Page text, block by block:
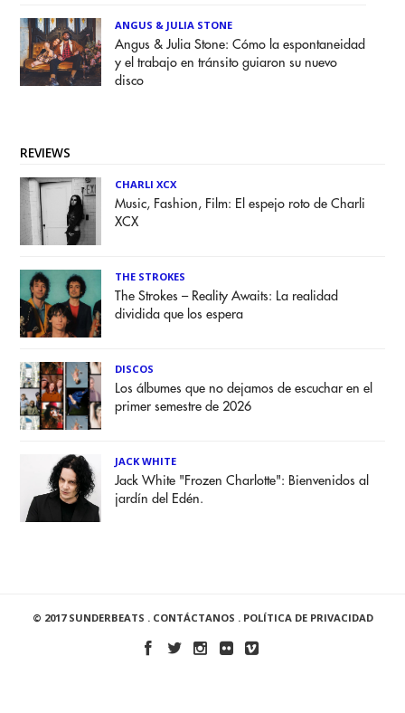
ANGUS & JULIA STONE
Angus & Julia Stone: Cómo la espontaneidad
y el trabajo en tránsito guiaron su nuevo
disco
REVIEWS
CHARLI XCX
Music, Fashion, Film: El espejo roto de Charli
XCX
THE STROKES
The Strokes – Reality Awaits: La realidad
dividida que los espera
DISCOS
Los álbumes que no dejamos de escuchar en el
primer semestre de 2026
JACK WHITE
Jack White "Frozen Charlotte": Bienvenidos al
jardín del Edén.
© 2017 SUNDERBEATS . CONTÁCTANOS . POLÍTICA DE PRIVACIDAD